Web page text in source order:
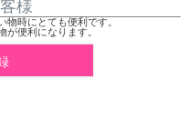
様
時にとても便利です。
が便利になります。